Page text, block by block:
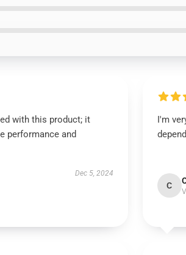
with this product; it
performance and
Dec 5, 2024
I'm
C